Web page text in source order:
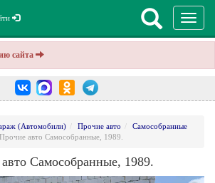
сайта
(Автомобили) Прочие авто
Самособранные
Прочие авто Самособранные, 1989.
Самособранные, 1989.